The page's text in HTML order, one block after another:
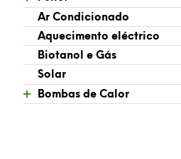
Ar Condicionado
Aquecimento eléctrico
Biotanol e Gás
Solar
Bombas de Calor
Aquecimento Central
Aguas Quentes Sanitárias